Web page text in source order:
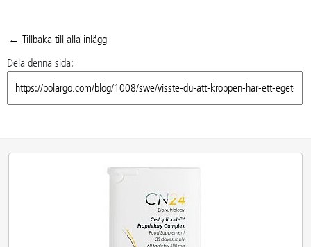
← Tillbaka till alla inlägg
Dela denna sida: